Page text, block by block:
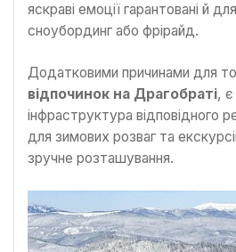
яскраві емоції гарантовані й
сноубординг або фрірайд.
Додатковими причинами для
відпочинок на Драгобраті, є
інфраструктура відповідного
для зимових розваг та
зручне розташування.